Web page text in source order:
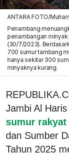
ANTARA FOTO/
Penambang
penambangan
(30/7/2023).
700 sumur tambang
hanya sekitar 300
minyaknya kurang.
Jambi Al
sumur rakyat
dan Sumber
Tahun 2025